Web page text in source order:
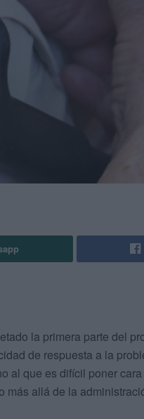
la primera parte del
de respuesta a la
al que es difícil poner
más allá de la